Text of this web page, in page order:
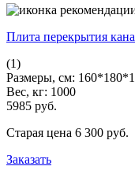
Плита перекрытия
(1)
Размеры, см:
Вес, кг: 1000
5985 pуб.
Старая цена 6 300 pуб.
Заказать